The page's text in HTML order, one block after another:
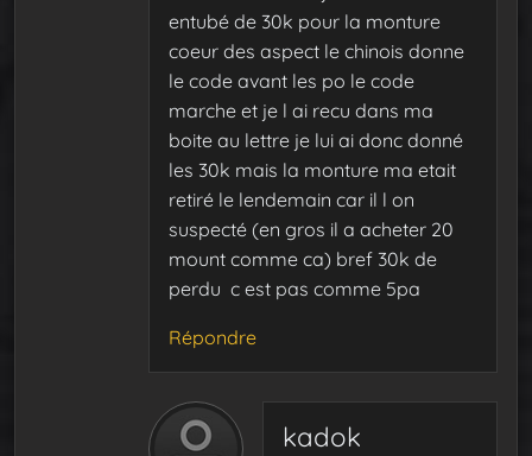
entubé de 30k pour la monture
coeur des aspect le chinois donne
le code avant les po le code
marche et je l ai recu dans ma
boite au lettre je lui ai donc donné
les 30k mais la monture ma etait
retiré le lendemain car il l on
suspecté (en gros il a acheter 20
mount comme ca) bref 30k de
perdu c est pas comme 5pa
Répondre
kadok